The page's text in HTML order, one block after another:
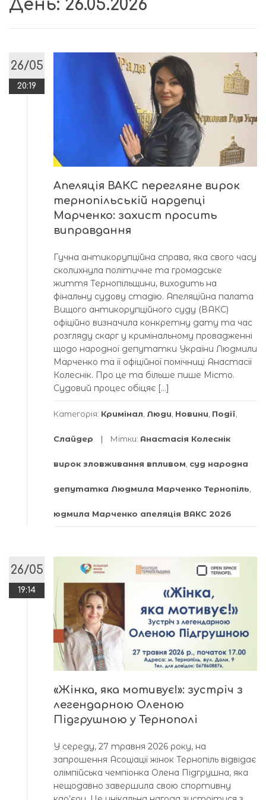
День: 26.05.2026
26/05
20:19
Апеляція ВАКС перегляне вирок
тернопільській нардепці
Марченко: захист просить
виправдання
Гучна антикорупційна справа, яка свого часу
сколихнула політичне та громадське
життя Тернопільщини, виходить на
фінальну судову стадію. Апеляційна палата
Вищого антикорупційного суду (ВАКС)
офіційно визначила конкретну дату та час
розгляду скарг у кримінальному провадженні
щодо народної депутатки України Людмили
Марченко та її офіційної помічниці Анастасії
Колеснік. Про це та більше пише Місто.
Судовий процес обіцяє […]
Категорія: Кримінал Люди Новини Події
Слайдер Мітки: Анастасія Колеснік
вирок зловживання впливом суд народна
депутатка Людмила Марченко Тернопіль
юдмила Марченко апеляція ВАКС 2026
26/05
19:14
«Жінка, яка мотивує!»: зустріч з
легендарною Оленою
Підгрушною у Тернополі
У середу, 27 травня 2026 року, на
запрошення Асоціації жінок Тернопіль відвідає
олімпійська чемпіонка Олена Підгрушна, яка
нещодавно завершила свою спортивну